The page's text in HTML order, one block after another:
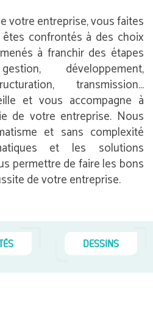
votre entreprise, vous faites
confrontés à des choix
à franchir des étapes
développement,
transmission…
et vous accompagne à
de votre entreprise. Nous
et sans complexité
et les solutions
permettre de faire les bons
de votre entreprise.
DESSINS